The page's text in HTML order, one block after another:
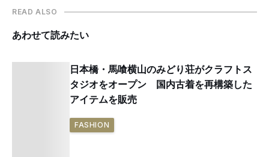
READ ALSO
あわせて読みたい
日本橋・馬喰横山のみどり荘がクラフトス
タジオをオープン 国内古着を再構築した
アイテムを販売
FASHION